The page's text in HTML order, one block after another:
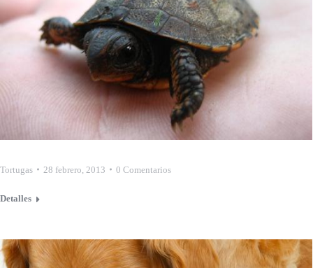
Tortugas 28 febrero, 2013 0 Comentarios
Detalles